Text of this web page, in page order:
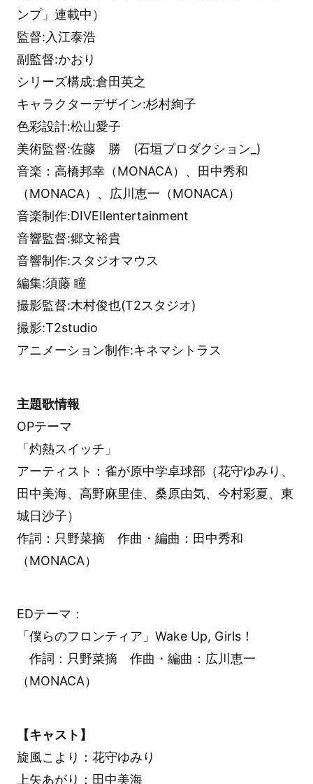
ンプ」連載中）
監督:入江泰浩
副監督:かおり
シリーズ構成:倉田英之
キャラクターデザイン:杉村絢子
色彩設計:松山愛子
美術監督:佐藤 勝 (石垣プロダクション_)
音楽：高橋邦幸（MONACA）、田中秀和
（MONACA）、広川恵一（MONACA）
音楽制作:DIVEⅡentertainment
音響監督:郷文裕貴
音響制作:スタジオマウス
編集:須藤 瞳
撮影監督:木村俊也(T2スタジオ)
撮影:T2studio
アニメーション制作:キネマシトラス
主題歌情報
OPテーマ
「灼熱スイッチ」
アーティスト：雀が原中学卓球部（花守ゆみり、
田中美海、高野麻里佳、桑原由気、今村彩夏、東
城日沙子）
作詞：只野菜摘 作曲・編曲：田中秀和
（MONACA）
EDテーマ：
「僕らのフロンティア」Wake Up, Girls！
作詞：只野菜摘 作曲・編曲：広川恵一
（MONACA）
【キャスト】
旋風こより：花守ゆみり
上矢あがり：田中美海